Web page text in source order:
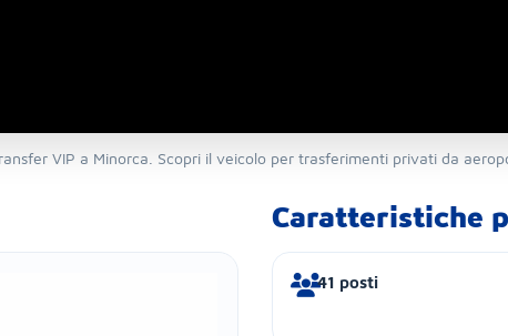
VIP a Minorca. Scopri il veicolo per trasferimenti privati da
Caratteristiche
41 posti